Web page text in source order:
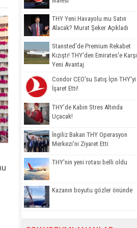
THY Yeni Havayolu mu Satın
Alacak? Murat Şeker Açıkladı
Stansted'de Premium Rekabet
Kızıştı! THY'den Emirates'e Karşı
Yeni Avantaj
Condor CEO'su Satış İçin THY'yi
İşaret Etti!
THY’de Kabin Stres Altında
Uçacak!
İngiliz Bakan THY Operasyon
Merkezi'ni Ziyaret Etti
THY'nin yeni rotası belli oldu
Kazanın boyutu gözler önünde